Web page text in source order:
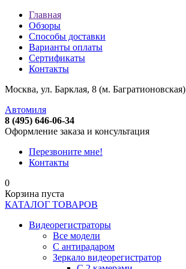
Главная
Обзоры
Способы доставки
Варианты оплаты
Сертификаты
Контакты
Москва, ул. Барклая, 8 (м. Багратионовская)
Автомиля
8 (495) 646-06-34
Оформление заказа и консультация
Перезвоните мне!
Контакты
0
Корзина пуста
КАТАЛОГ ТОВАРОВ
Видеорегистраторы
Все модели
C антирадаром
Зеркало видеорегистратор